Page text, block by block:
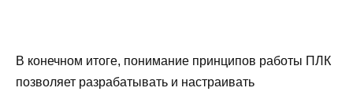
В конечном итоге, понимание принципов работы ПЛК
позволяет разрабатывать и настраивать